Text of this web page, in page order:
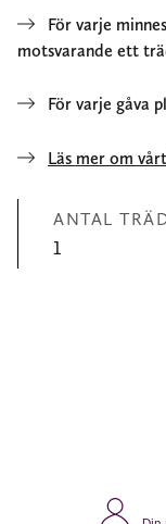
För varje
motsvarande ett
För varje gåva
Läs mer om
ANTAL
1